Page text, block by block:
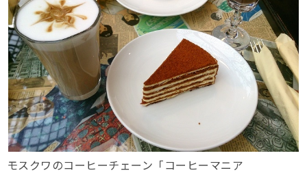
モスクワのコーヒーチェーン「コーヒーマニア